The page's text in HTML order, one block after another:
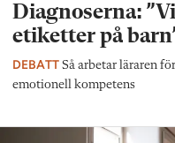
Diagnoserna:
etiketter på
DEBATT Så arbetar läraren
emotionell kompetens